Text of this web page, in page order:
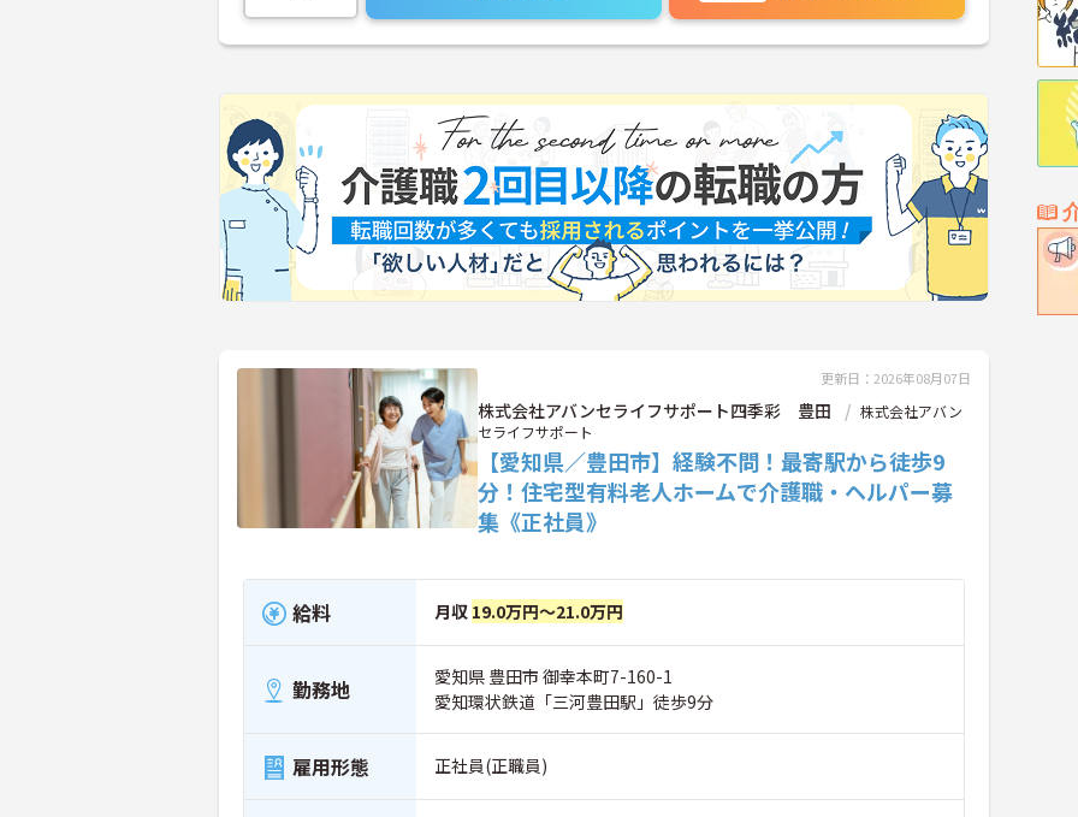
更新日：2026年08月07日
株式会社アバンセライフサポート四季彩 豊田
株式会社アバン
セライフサポート
【愛知県／豊田市】経験不問！最寄駅から徒歩9
分！住宅型有料老人ホームで介護職・ヘルパー募
集《正社員》
給料 月収 19.0万円～21.0万円
勤務地
愛知県 豊田市 御幸本町7-160-1
愛知環状鉄道「三河豊田駅」徒歩9分
雇用形態 正社員(正職員)